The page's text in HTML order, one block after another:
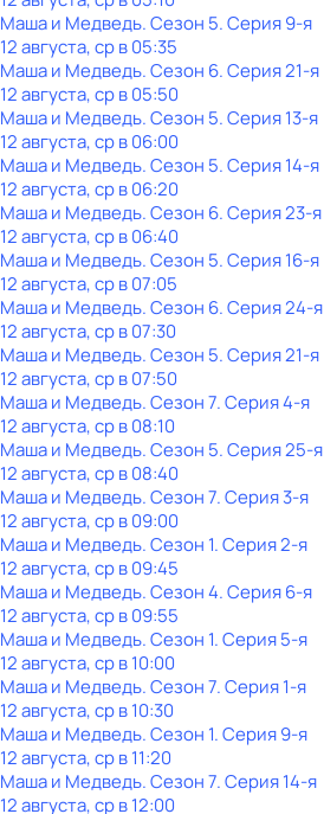
Маша и Медведь. Сезон 5. Серия 9-я
12 августа, ср в 05:35
Маша и Медведь. Сезон 6. Серия 21-я
12 августа, ср в 05:50
Маша и Медведь. Сезон 5. Серия 13-я
12 августа, ср в 06:00
Маша и Медведь. Сезон 5. Серия 14-я
12 августа, ср в 06:20
Маша и Медведь. Сезон 6. Серия 23-я
12 августа, ср в 06:40
Маша и Медведь. Сезон 5. Серия 16-я
12 августа, ср в 07:05
Маша и Медведь. Сезон 6. Серия 24-я
12 августа, ср в 07:30
Маша и Медведь. Сезон 5. Серия 21-я
12 августа, ср в 07:50
Маша и Медведь. Сезон 7. Серия 4-я
12 августа, ср в 08:10
Маша и Медведь. Сезон 5. Серия 25-я
12 августа, ср в 08:40
Маша и Медведь. Сезон 7. Серия 3-я
12 августа, ср в 09:00
Маша и Медведь. Сезон 1. Серия 2-я
12 августа, ср в 09:45
Маша и Медведь. Сезон 4. Серия 6-я
12 августа, ср в 09:55
Маша и Медведь. Сезон 1. Серия 5-я
12 августа, ср в 10:00
Маша и Медведь. Сезон 7. Серия 1-я
12 августа, ср в 10:30
Маша и Медведь. Сезон 1. Серия 9-я
12 августа, ср в 11:20
Маша и Медведь. Сезон 7. Серия 14-я
12 августа, ср в 12:00